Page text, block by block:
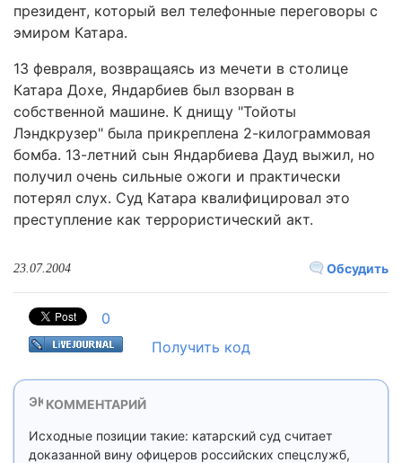
президент, который вел телефонные переговоры с
эмиром Катара.
13 февраля, возвращаясь из мечети в столице
Катара Дохе, Яндарбиев был взорван в
собственной машине. К днищу "Тойоты
Лэндкрузер" была прикреплена 2-килограммовая
бомба. 13-летний сын Яндарбиева Дауд выжил, но
получил очень сильные ожоги и практически
потерял слух. Суд Катара квалифицировал это
преступление как террористический акт.
Обсудить
23.07.2004
0
Получить код
КОММЕНТАРИЙ
Исходные позиции такие: катарский суд считает
доказанной вину офицеров российских спецслужб,